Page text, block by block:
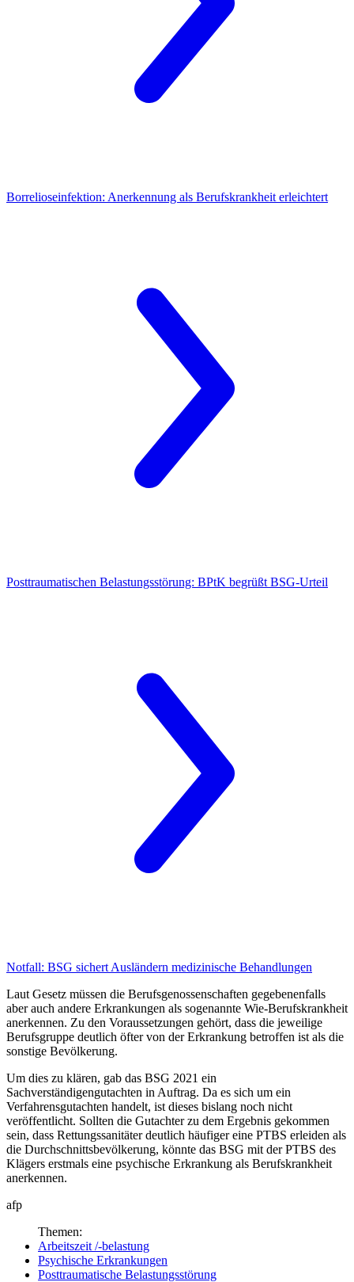
Borrelioseinfektion: Anerkennung als Berufskrankheit erleichtert
Posttraumatischen Belastungsstörung: BPtK begrüßt BSG-Urteil
Notfall: BSG sichert Ausländern medizinische Behandlungen
Laut Gesetz müssen die Berufsgenossenschaften gegebenenfalls
aber auch andere Erkrankungen als sogenannte Wie-Berufskrankheit
anerkennen. Zu den Voraussetzungen gehört, dass die jeweilige
Berufsgruppe deutlich öfter von der Erkrankung betroffen ist als die
sonstige Bevölkerung.
Um dies zu klären, gab das BSG 2021 ein
Sachverständigengutachten in Auftrag. Da es sich um ein
Verfahrensgutachten handelt, ist dieses bislang noch nicht
veröffentlicht. Sollten die Gutachter zu dem Ergebnis gekommen
sein, dass Rettungssanitäter deutlich häufiger eine PTBS erleiden als
die Durchschnittsbevölkerung, könnte das BSG mit der PTBS des
Klägers erstmals eine psychische Erkrankung als Berufskrankheit
anerkennen.
afp
Themen:
Arbeitszeit /-belastung
Psychische Erkrankungen
Posttraumatische Belastungsstörung